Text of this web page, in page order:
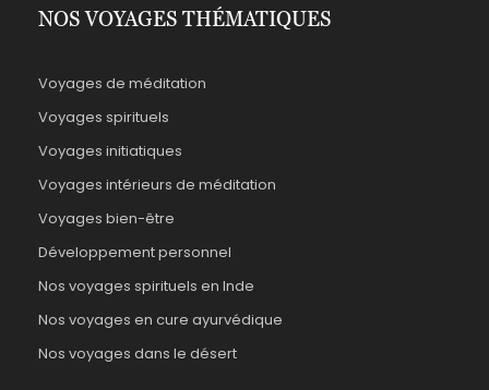
NOS VOYAGES THÉMATIQUES
Voyages de méditation
Voyages spirituels
Voyages initiatiques
Voyages intérieurs de méditation
Voyages bien-être
Développement personnel
Nos voyages spirituels en Inde
Nos voyages en cure ayurvédique
Nos voyages dans le désert